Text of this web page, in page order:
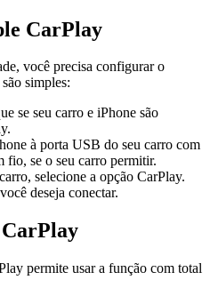
CarPlay
você precisa configurar o
simples:
se seu carro e iPhone são
à porta USB do seu carro com
fio, se o seu carro permitir.
selecione a opção CarPlay.
deseja conectar.
permite usar a função com total